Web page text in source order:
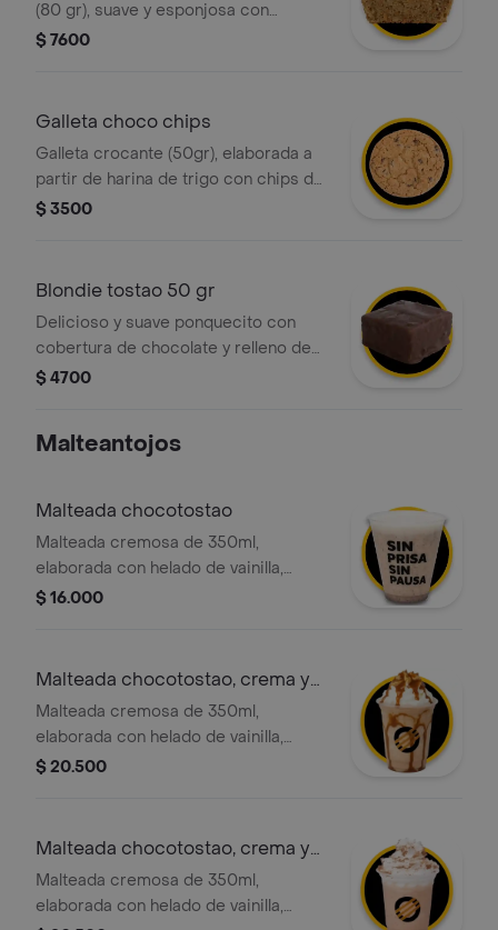
(80 gr), suave y esponjosa con
pequeños trozos de zanahoria en su
$ 7600
Galleta choco chips
Galleta crocante (50gr), elaborada a
partir de harina de trigo con chips de
chocolate.
$ 3500
Blondie tostao 50 gr
Delicioso y suave ponquecito con
cobertura de chocolate y relleno de
vainilla con chips
$ 4700
Malteantojos
Malteada chocotostao
Malteada cremosa de 350ml,
elaborada con helado de vainilla,
leche deslactosada y trozos nuestro
de tu elección.
$ 16.000
Malteada chocotostao, crema y
adición
Malteada cremosa de 350ml,
elaborada con helado de vainilla,
leche deslactosada y trozos nuestro
caramelo
$ 20.500
Malteada chocotostao, crema y
adición
Malteada cremosa de 350ml,
elaborada con helado de vainilla,